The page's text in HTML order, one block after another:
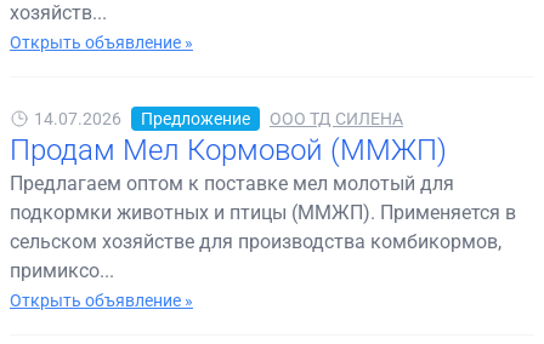
хозяйств...
Открыть объявление »
14.07.2026 Предложение ООО ТД СИЛЕНА
Продам Мел Кормовой (ММЖП)
Предлагаем оптом к поставке мел молотый для
подкормки животных и птицы (ММЖП). Применяется в
сельском хозяйстве для производства комбикормов,
примиксо...
Открыть объявление »